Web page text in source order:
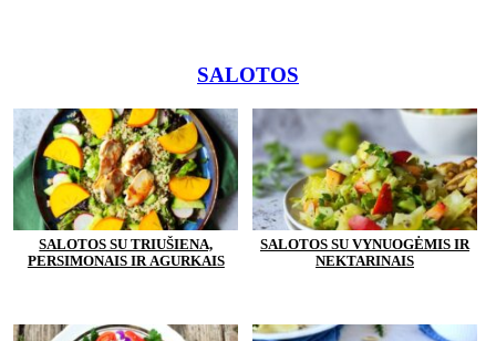
SALOTOS
SALOTOS SU TRIUŠIENA,
PERSIMONAIS IR AGURKAIS
SALOTOS SU VYNUOGĖMIS IR
NEKTARINAIS